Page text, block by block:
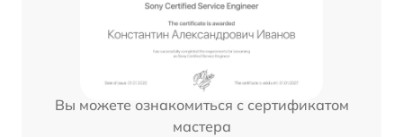
Вы можете ознакомиться с сертификатом
мастера